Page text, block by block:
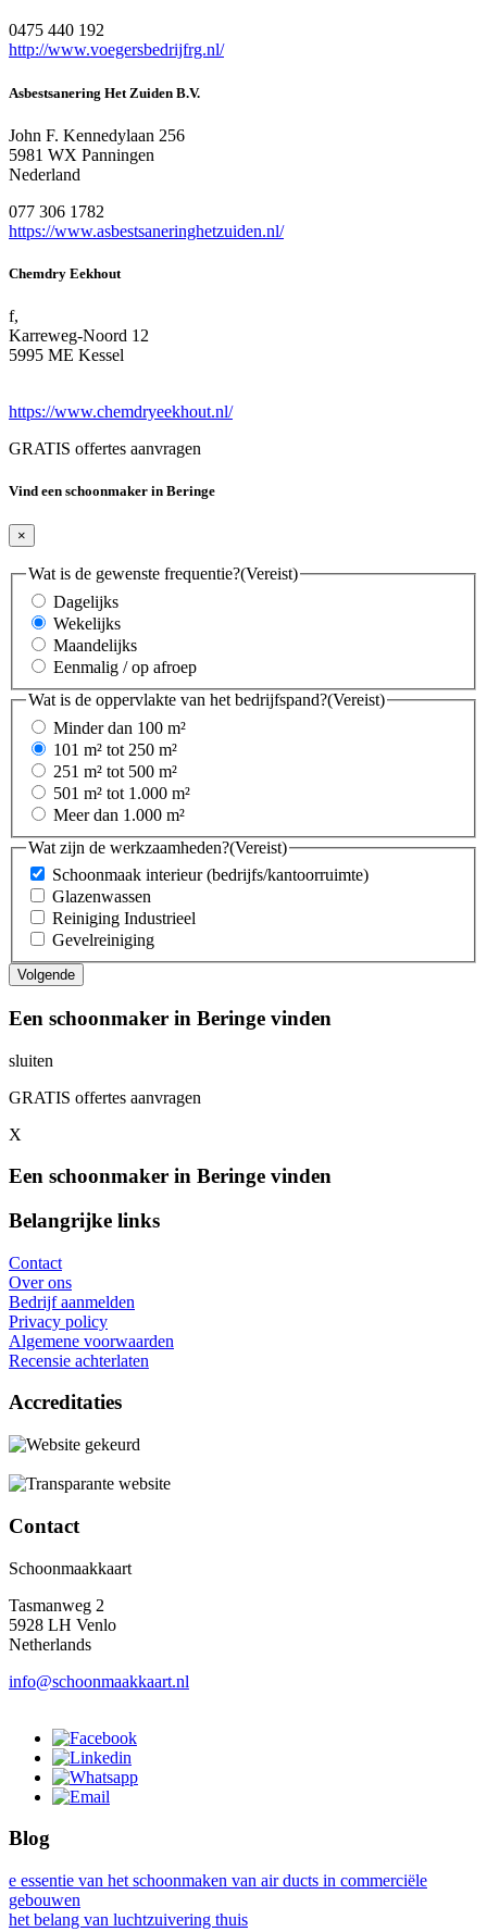
0475 440 192
http://www.voegersbedrijfrg.nl/
Asbestsanering Het Zuiden B.V.
John F. Kennedylaan 256
5981 WX Panningen
Nederland
077 306 1782
https://www.asbestsaneringhetzuiden.nl/
Chemdry Eekhout
f,
Karreweg-Noord 12
5995 ME Kessel
https://www.chemdryeekhout.nl/
GRATIS offertes aanvragen
Vind een schoonmaker in Beringe
×
Wat is de gewenste frequentie?(Vereist)
Dagelijks
Wekelijks
Maandelijks
Eenmalig / op afroep
Wat is de oppervlakte van het bedrijfspand?(Vereist)
Minder dan 100 m²
101 m² tot 250 m²
251 m² tot 500 m²
501 m² tot 1.000 m²
Meer dan 1.000 m²
Wat zijn de werkzaamheden?(Vereist)
Schoonmaak interieur (bedrijfs/kantoorruimte)
Glazenwassen
Reiniging Industrieel
Gevelreiniging
Een schoonmaker in Beringe vinden
sluiten
GRATIS offertes aanvragen
X
Een schoonmaker in Beringe vinden
Belangrijke links
Contact
Over ons
Bedrijf aanmelden
Privacy policy
Algemene voorwaarden
Recensie achterlaten
Accreditaties
Contact
Schoonmaakkaart
Tasmanweg 2
5928 LH Venlo
Netherlands
info@schoonmaakkaart.nl
Blog
e essentie van het schoonmaken van air ducts in commerciële
gebouwen
het belang van luchtzuivering thuis